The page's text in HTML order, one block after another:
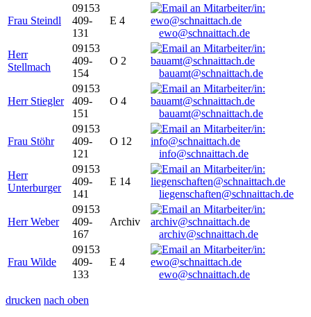
Frau Steindl
09153
409-
131
E 4
ewo@schnaittach.de
Herr
Stellmach
09153
409-
154
O 2
bauamt@schnaittach.de
Herr Stiegler
09153
409-
151
O 4
bauamt@schnaittach.de
Frau Stöhr
09153
409-
121
O 12
info@schnaittach.de
Herr
Unterburger
09153
409-
141
E 14
liegenschaften@schnaittach.de
Herr Weber
09153
409-
167
Archiv
archiv@schnaittach.de
Frau Wilde
09153
409-
133
E 4
ewo@schnaittach.de
drucken nach oben